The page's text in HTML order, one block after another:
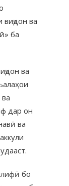
ва
ба
ва
дар он
ва
бо